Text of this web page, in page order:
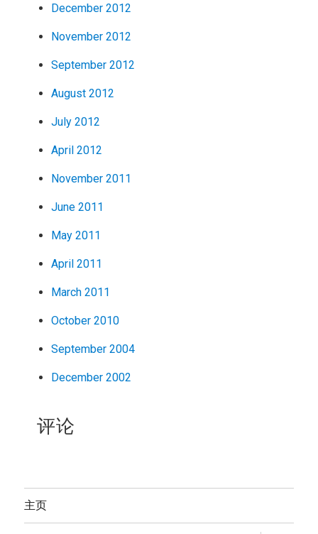
December 2012
November 2012
September 2012
August 2012
July 2012
April 2012
November 2011
June 2011
May 2011
April 2011
March 2011
October 2010
September 2004
December 2002
评论
主页